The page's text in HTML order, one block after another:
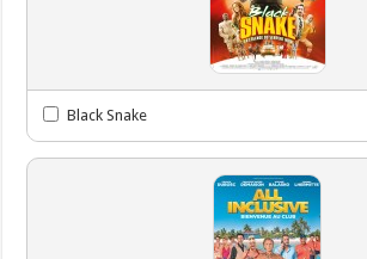
Black Snake